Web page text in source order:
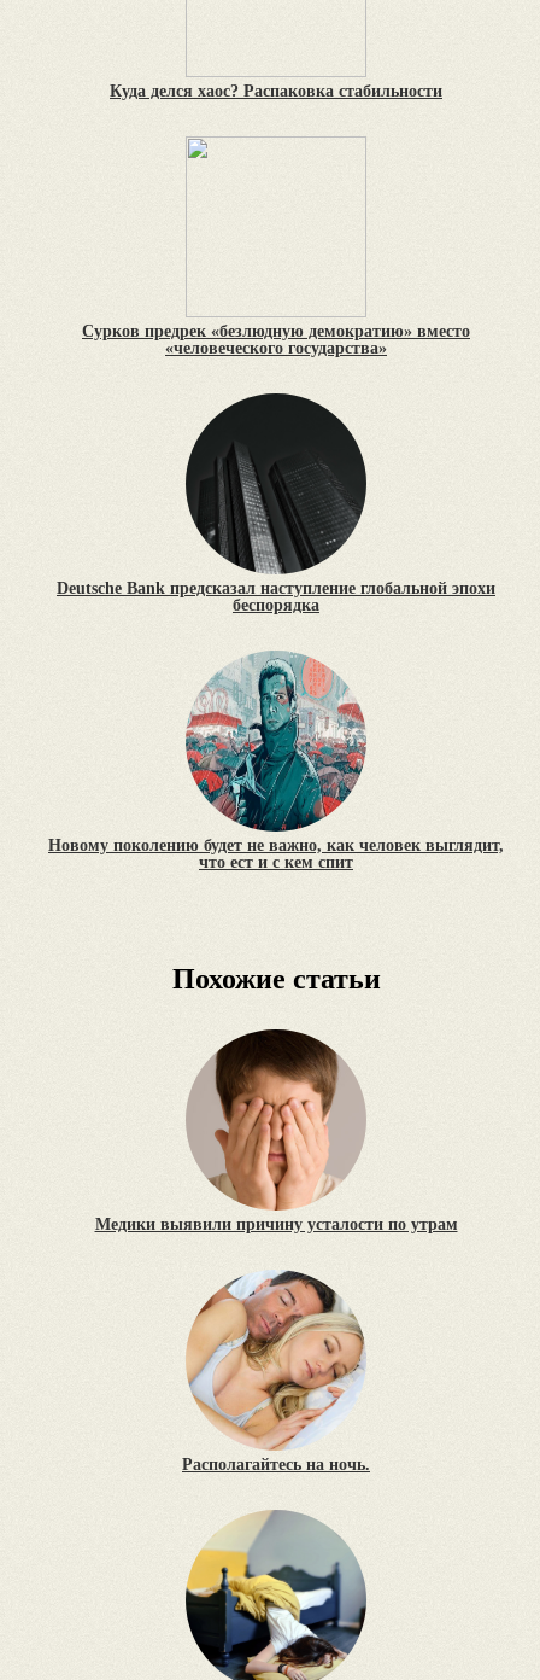
Куда делся хаос? Распаковка стабильности
Сурков предрек «безлюдную демократию» вместо
«человеческого государства»
Deutsche Bank предсказал наступление глобальной эпохи
беспорядка
Новому поколению будет не важно, как человек выглядит,
что ест и с кем спит
Похожие статьи
Медики выявили причину усталости по утрам
Располагайтесь на ночь.